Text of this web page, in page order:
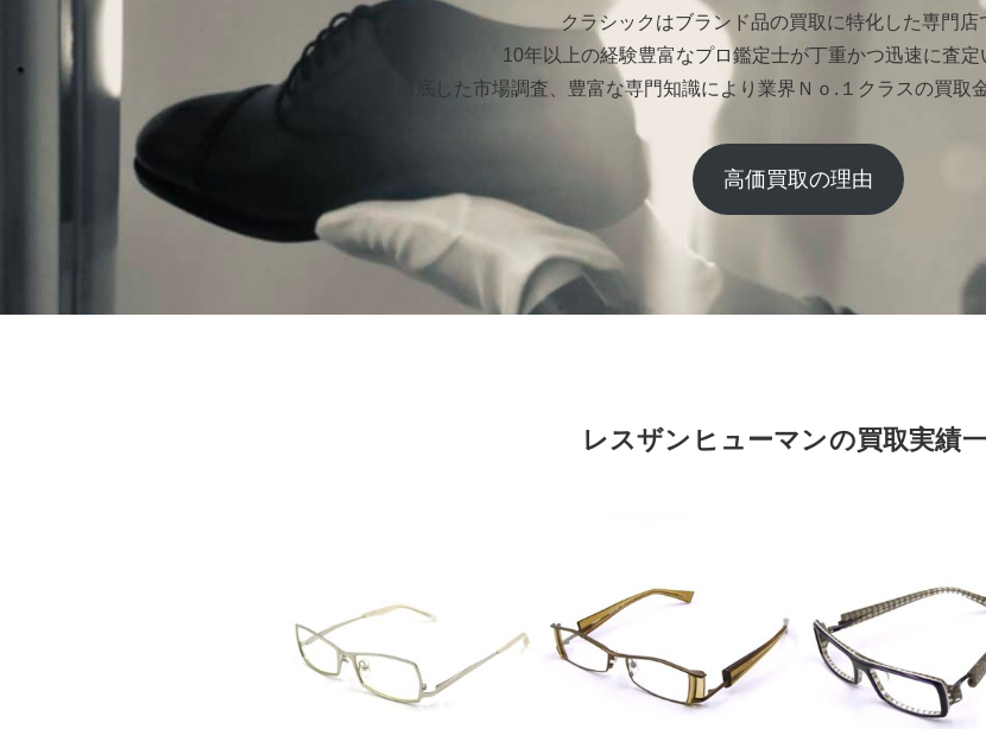
クラシックはブランド品の買取に特化した専門店
10年以上の経験豊富なプロ鑑定士が丁重かつ迅速に査定
徹底した市場調査、豊富な専門知識により業界Ｎｏ.１クラスの買取
高価買取の理由
レスザンヒューマンの買取実績